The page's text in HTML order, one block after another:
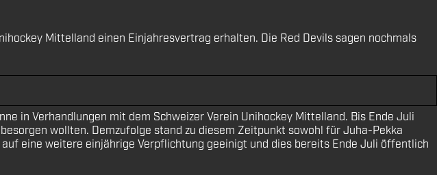
Mittelland einen Einjahresvertrag erhalten. Die Red Devils sagen nochmals
in Verhandlungen mit dem Schweizer Verein Unihockey Mittelland. Bis Ende Juli
wollten. Demzufolge stand zu diesem Zeitpunkt sowohl für Juha-Pekka
eine weitere einjährige Verpflichtung geeinigt und dies bereits Ende Juli öffentlich